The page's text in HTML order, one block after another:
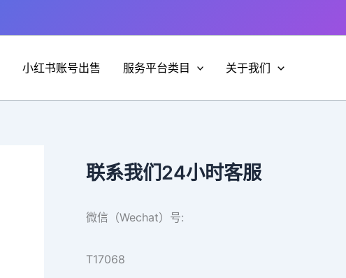
小红书账号出售 服务平台类目 关于我们
联系我们24小时客服
微信（Wechat）号:
T17068